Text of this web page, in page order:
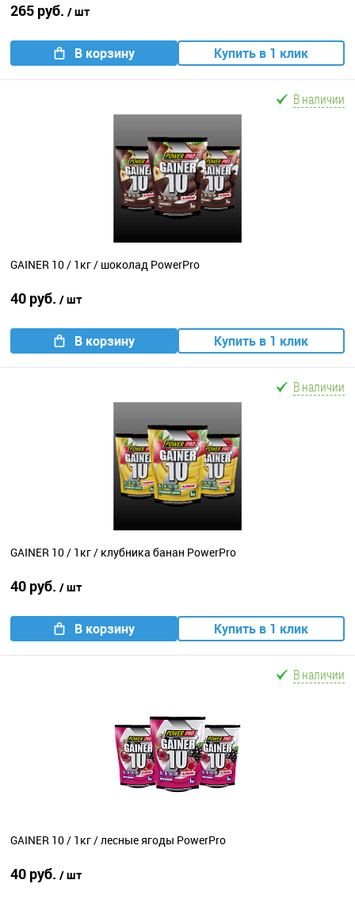
265 руб. / шт
В корзину Купить в 1 клик
В наличии
GAINER 10 / 1кг / шоколад PowerPro
40 руб. / шт
В корзину Купить в 1 клик
В наличии
GAINER 10 / 1кг / клубника банан PowerPro
40 руб. / шт
В корзину Купить в 1 клик
В наличии
GAINER 10 / 1кг / лесные ягоды PowerPro
40 руб. / шт